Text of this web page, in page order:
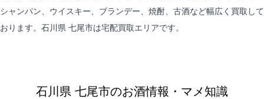
シャンパン、ウイスキー、ブランデー、焼酎、古酒など幅広く買取して
おります。石川県 七尾市は宅配買取エリアです。
石川県 七尾市のお酒情報・マメ知識